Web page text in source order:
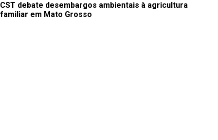
CST debate desembargos ambientais à agricultura
familiar em Mato Grosso